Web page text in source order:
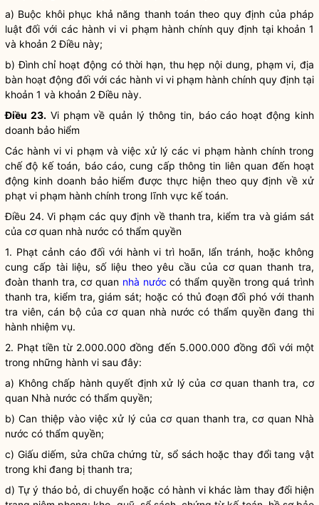
a) Buộc khôi phục khả năng thanh toán theo quy định của pháp
luật đối với các hành vi vi phạm hành chính quy định tại khoản 1
và khoản 2 Điều này;
b) Đình chỉ hoạt động có thời hạn, thu hẹp nội dung, phạm vi, địa
bàn hoạt động đối với các hành vi vi phạm hành chính quy định tại
khoản 1 và khoản 2 Điều này.
Điều 23.Vi phạm về quản lý thông tin, báo cáo hoạt động kinh
doanh bảo hiểm
Các hành vi vi phạm và việc xử lý các vi phạm hành chính trong
chế độ kế toán, báo cáo, cung cấp thông tin liên quan đến hoạt
động kinh doanh bảo hiểm được thực hiện theo quy định về xử
phạt vi phạm hành chính trong lĩnh vực kế toán.
Điều 24. Vi phạm các quy định về thanh tra, kiểm tra và giám sát
của cơ quan nhà nước có thẩm quyền
1. Phạt cảnh cáo đối với hành vi trì hoãn, lẩn tránh, hoặc không
cung cấp tài liệu, số liệu theo yêu cầu của cơ quan thanh tra,
đoàn thanh tra, cơ quan nhà nước có thẩm quyềntrong quá trình
thanh tra, kiểm tra, giám sát; hoặc có thủ đoạn đối phó với thanh
tra viên, cán bộ của cơ quan nhà nước có thẩm quyềnđang thi
hành nhiệm vụ.
2. Phạt tiền từ 2.000.000 đồng đến 5.000.000 đồng đối với một
trong những hành vi sau đây:
a) Khôngchấp hànhquyết định xử lý của cơ quan thanh tra, cơ
quan Nhà nước có thẩm quyền;
b) Can thiệp vào việc xử lý của cơ quan thanh tra, cơ quan Nhà
nước có thẩm quyền;
c) Giấu diếm, sửa chữa chứng từ, sổ sách hoặc thay đổi tang vật
trong khi đang bị thanh tra;
d) Tự ý tháo bỏ, di chuyển hoặc có hành vi khác làm thay đổi hiện